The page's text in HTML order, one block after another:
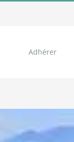
Adhérer